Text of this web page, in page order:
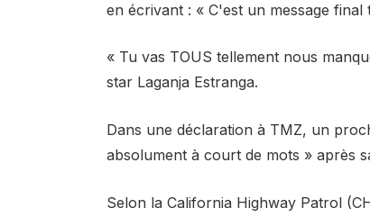
en écrivant : « C'est un message final
« Tu vas TOUS tellement nous
star Laganja Estranga.
Dans une déclaration à TMZ, un
absolument à court de mots » après
Selon la California Highway Patrol